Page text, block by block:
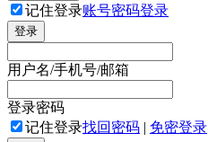
记住登录账号密码登录
登录
用户名/手机号/邮箱
登录密码
记住登录找回密码 | 免密登录